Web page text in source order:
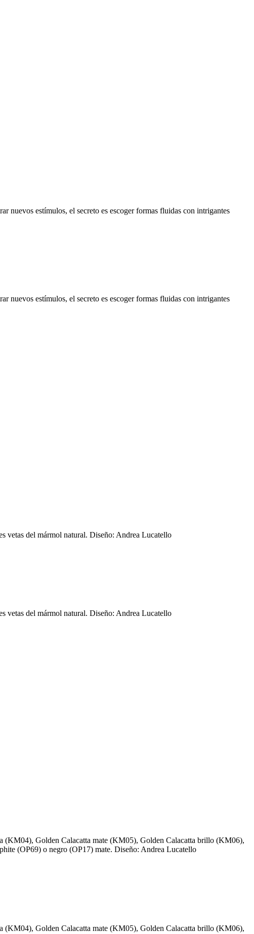
nuevos estímulos, el secreto es escoger formas fluidas con intrigantes
nuevos estímulos, el secreto es escoger formas fluidas con intrigantes
vetas del mármol natural. Diseño: Andrea Lucatello
vetas del mármol natural. Diseño: Andrea Lucatello
(KM04), Golden Calacatta mate (KM05), Golden Calacatta brillo (KM06),
(OP69) o negro (OP17) mate. Diseño: Andrea Lucatello
(KM04), Golden Calacatta mate (KM05), Golden Calacatta brillo (KM06),